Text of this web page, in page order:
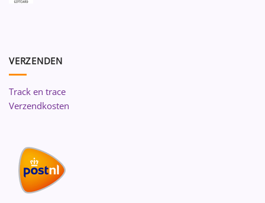
VERZENDEN
Track en trace
Verzendkosten